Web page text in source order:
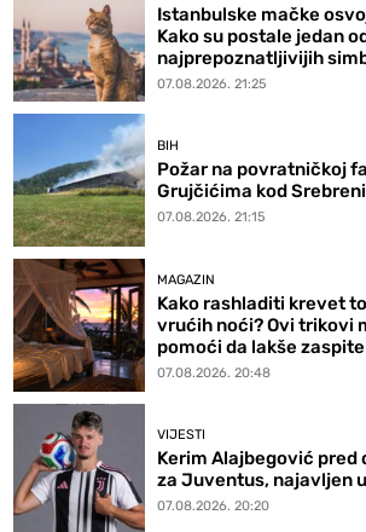
Istanbulske mačke
Kako su postale jedan
najprepoznatljivijih
07.08.2026. 21:25
BIH
Požar na povratničkoj
Grujčićima kod
07.08.2026. 21:15
MAGAZIN
Kako rashladiti krevet
vrućih noći? Ovi trikovi
pomoći da lakše zaspite
07.08.2026. 20:48
VIJESTI
Kerim Alajbegović pred
za Juventus, najavljen
07.08.2026. 20:20